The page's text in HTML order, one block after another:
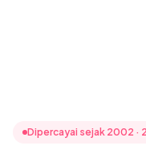
Dipercayai sejak 2002